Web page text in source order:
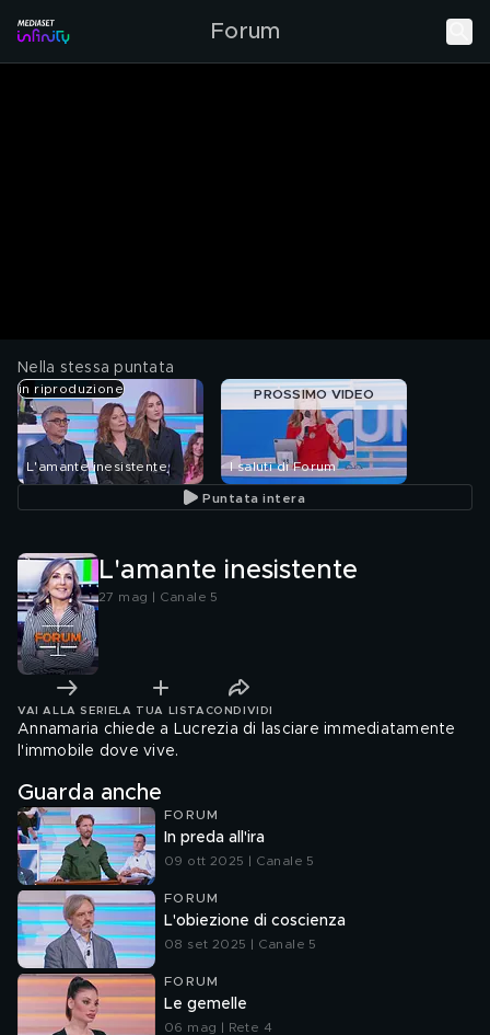
Forum
Nella stessa puntata
in riproduzione
L'amante inesistente I saluti di Forum
PROSSIMO VIDEO
Puntata intera
L'amante inesistente
27 mag | Canale 5
VAI ALLA SERIE LA TUA LISTA CONDIVIDI
Annamaria chiede a Lucrezia di lasciare immediatamente
l'immobile dove vive.
Guarda anche
FORUM
In preda all'ira
09 ott 2025 | Canale 5
FORUM
L'obiezione di coscienza
08 set 2025 | Canale 5
FORUM
Le gemelle
06 mag | Rete 4